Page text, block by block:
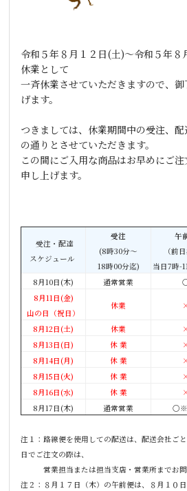
令和５年８月１２日(土)～令和５年８
休業として
一斉休業させていただきますので、
げます。
つきましては、休業期間中の受注、
の通りとさせていただきます。
この間にご入用な商品はお早めにご
申し上げます。
受注・配達
スケジュール
受注
(8時30分～
18時00分迄)
午
（前
当日7時-
8月10日(木)
通常営業
8月11日(金)
山の日（祝日）
休業
8月12日(土) 休業
8月13日(日)
休 業
8月14日(月)
休 業
8月15日(火)
休 業
8月16日(水)
休 業
8月17日(木)
通常営業 〇
注１：路線便を使用しての配送は、配送会社ご
日でご注文の際は、
営業担当または担当支店・営業所までお
注２：８月１７日（木）の午前便は、８月１０